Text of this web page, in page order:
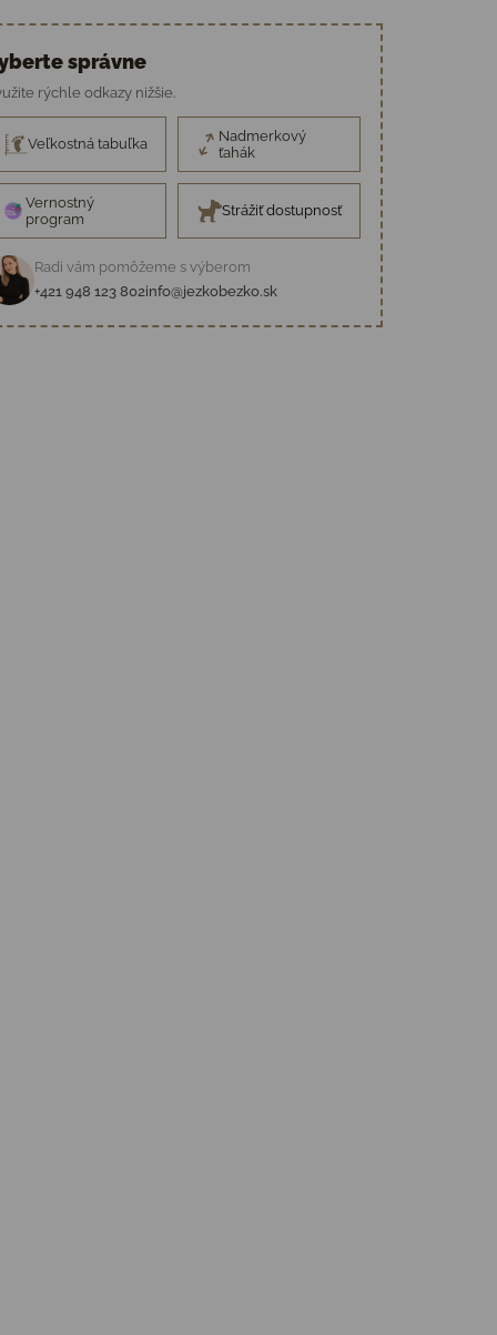
správne
rýchle odkazy nižšie.
Veľkostná tabuľka
Nadmerkový
ťahák
Vernostný
program
Strážiť dostupnosť
Radi vám pomôžeme s výberom
+421 948 123 802info@jezkobezko.sk